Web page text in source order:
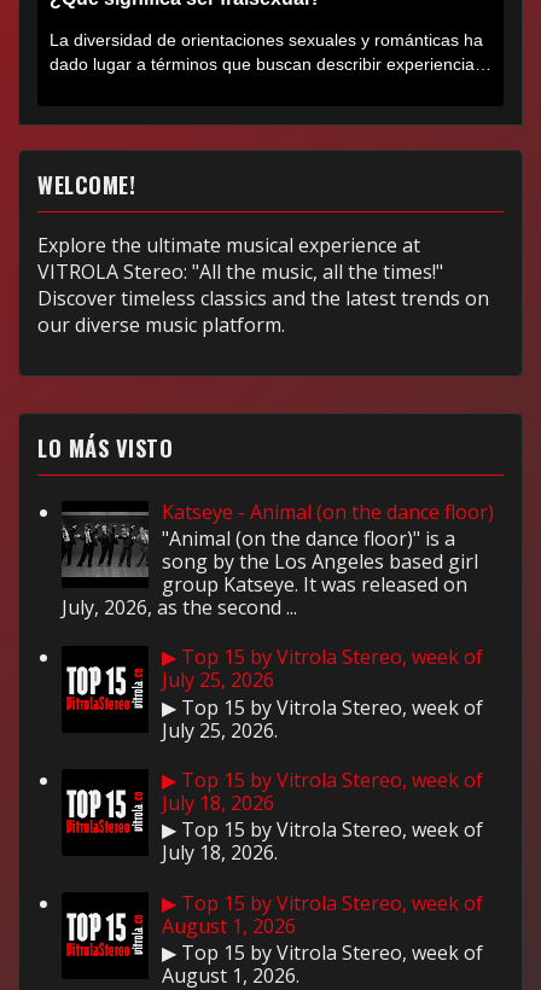
La diversidad de orientaciones sexuales y románticas ha
dado lugar a términos que buscan describir experiencias
WELCOME!
Explore the ultimate musical experience at
VITROLA Stereo: "All the music, all the times!"
Discover timeless classics and the latest trends on
our diverse music platform.
LO MÁS VISTO
Katseye - Animal (on the dance floor)
"Animal (on the dance floor)" is a
song by the Los Angeles based girl
group Katseye. It was released on
July, 2026, as the second ...
▶ Top 15 by Vitrola Stereo, week of
July 25, 2026
▶ Top 15 by Vitrola Stereo, week of
July 25, 2026.
▶ Top 15 by Vitrola Stereo, week of
July 18, 2026
▶ Top 15 by Vitrola Stereo, week of
July 18, 2026.
▶ Top 15 by Vitrola Stereo, week of
August 1, 2026
▶ Top 15 by Vitrola Stereo, week of
August 1, 2026.